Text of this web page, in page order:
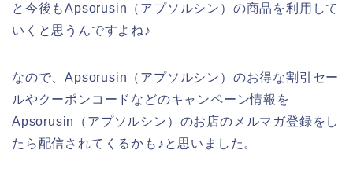
と今後もApsorusin（アプソルシン）の商品を利用して
いくと思うんですよね♪
なので、Apsorusin（アプソルシン）のお得な割引セー
ルやクーポンコードなどのキャンペーン情報を
Apsorusin（アプソルシン）のお店のメルマガ登録をし
たら配信されてくるかも♪と思いました。